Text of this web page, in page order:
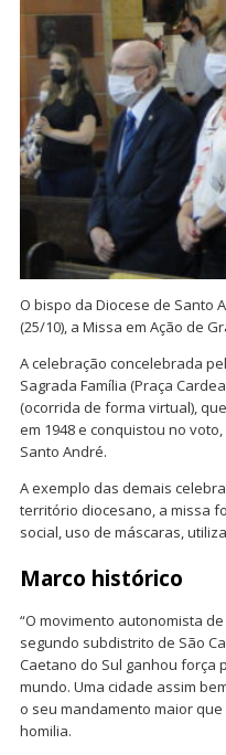
O bispo da Diocese de Santo
(25/10), a Missa em Ação de
A celebração concelebrada
Sagrada Família (Praça
(ocorrida de forma virtual),
em 1948 e conquistou no
Santo André.
A exemplo das demais
território diocesano, a missa
social, uso de máscaras,
Marco histórico
“O movimento autonomista
segundo subdistrito de São
Caetano do Sul ganhou força
mundo. Uma cidade assim
o seu mandamento maior
homilia.